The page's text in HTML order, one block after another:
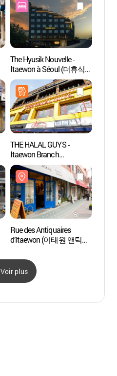
The Hyusik Nouvelle -
Itaewon à Séoul (더휴식
누베르 서울 이태원점)
THE HALAL GUYS -
Itaewon Branch
(할랄가이즈 이태원)
Rue des Antiquaires
d’Itaewon (이태원 앤틱
Voir plus